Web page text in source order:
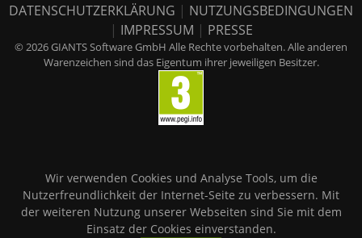
DATENSCHUTZERKLÄRUNG | NUTZUNGSBEDINGUNGEN
| IMPRESSUM | PRESSE
© 2026 GIANTS Software GmbH Alle Rechte vorbehalten. Alle anderen
Warenzeichen sind das Eigentum ihrer jeweiligen Besitzer.
Wir verwenden Cookies und Analyse Tools, um die
Nutzerfreundlichkeit der Internet-Seite zu verbessern. Mit
der weiteren Nutzung unserer Webseiten sind Sie mit dem
Einsatz der Cookies einverstanden.